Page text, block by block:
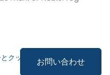
お問い合わせ
クッキー